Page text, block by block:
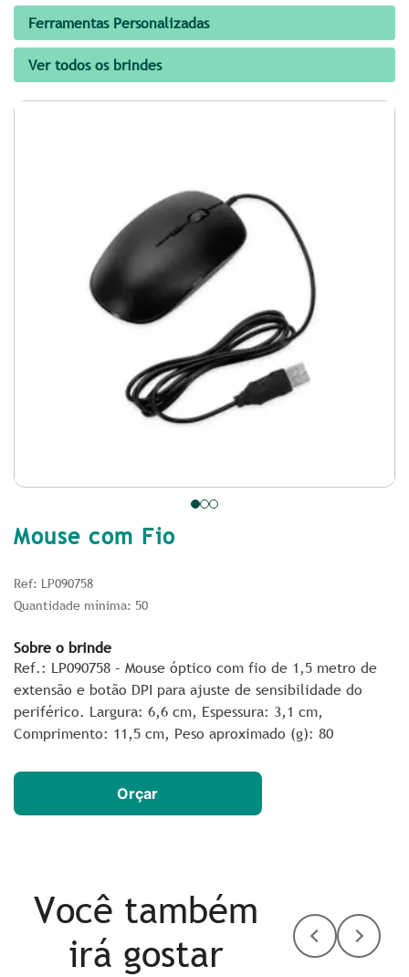
Ferramentas Personalizadas
Ver todos os brindes
Mouse com Fio
Ref: LP090758
Quantidade mínima: 50
Sobre o brinde
Ref.: LP090758 – Mouse óptico com fio de 1,5 metro de
extensão e botão DPI para ajuste de sensibilidade do
periférico. Largura: 6,6 cm, Espessura: 3,1 cm,
Comprimento: 11,5 cm, Peso aproximado (g): 80
Orçar
Você também
irá gostar